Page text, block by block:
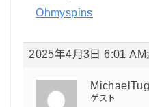
Ohmyspins
2025年4月3日 6:01 AM
MichaelTug
ゲスト